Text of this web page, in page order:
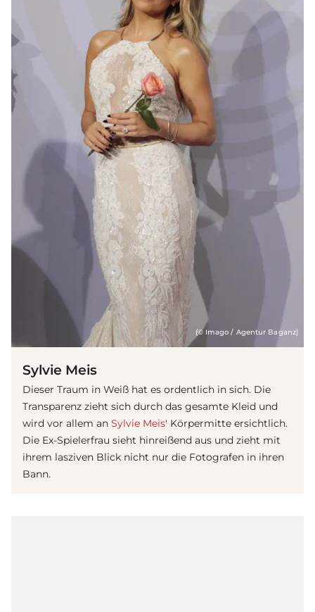
(© Imago / Agentur Baganz)
Sylvie Meis
Dieser Traum in Weiß hat es ordentlich in sich. Die
Transparenz zieht sich durch das gesamte Kleid und
wird vor allem an Sylvie Meis' Körpermitte ersichtlich.
Die Ex-Spielerfrau sieht hinreißend aus und zieht mit
ihrem lasziven Blick nicht nur die Fotografen in ihren
Bann.